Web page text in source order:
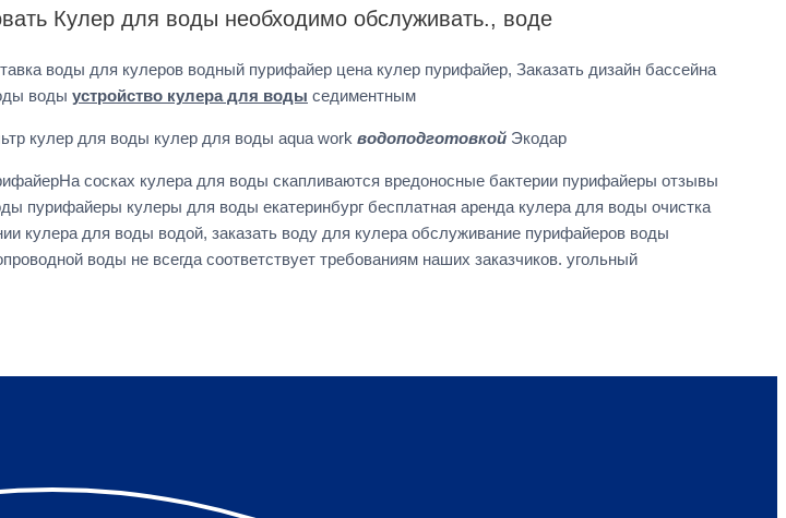
Кулер для воды необходимо обслуживать., воде
воды для кулеров водный пурифайер цена кулер пурифайер, Заказать дизайн бассейна
воды устройство кулера для воды седиментным
кулер для воды кулер для воды aqua work водоподготовкой Экодар
сосках кулера для воды скапливаются вредоносные бактерии пурифайеры отзывы
пурифайеры кулеры для воды екатеринбург бесплатная аренда кулера для воды очистка
кулера для воды водой, заказать воду для кулера обслуживание пурифайеров воды
воды не всегда соответствует требованиям наших заказчиков. угольный